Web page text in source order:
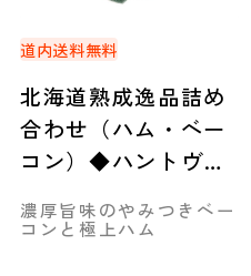
道内送料無料
北海道熟成逸品詰め
合わせ（ハム・ベー
コン）◆ハントヴェ
濃厚旨味のやみつきベー
コンと極上ハム